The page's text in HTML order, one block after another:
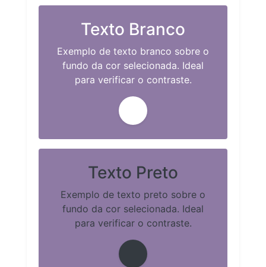
Texto Branco
Exemplo de texto branco sobre o
fundo da cor selecionada. Ideal
para verificar o contraste.
Texto Preto
Exemplo de texto preto sobre o
fundo da cor selecionada. Ideal
para verificar o contraste.